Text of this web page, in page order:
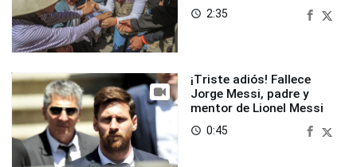
access_time 2:35
¡Triste adiós! Fallece
Jorge Messi, padre y
mentor de Lionel Messi
access_time 0:45